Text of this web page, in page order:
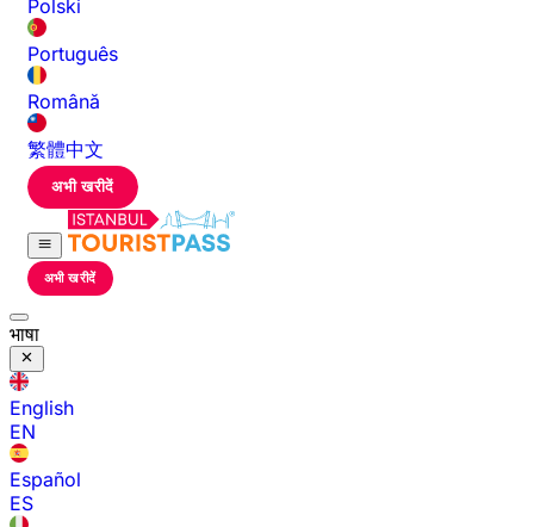
Polski
Português
Română
繁體中文
अभी खरीदें
अभी खरीदें
भाषा
English
EN
Español
ES